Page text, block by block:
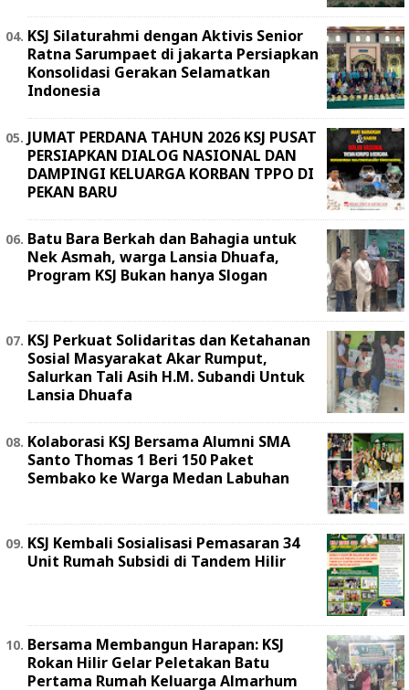
KSJ Silaturahmi dengan Aktivis Senior
Ratna Sarumpaet di jakarta Persiapkan
Konsolidasi Gerakan Selamatkan
Indonesia
JUMAT PERDANA TAHUN 2026 KSJ PUSAT
PERSIAPKAN DIALOG NASIONAL DAN
DAMPINGI KELUARGA KORBAN TPPO DI
PEKAN BARU
Batu Bara Berkah dan Bahagia untuk
Nek Asmah, warga Lansia Dhuafa,
Program KSJ Bukan hanya Slogan
KSJ Perkuat Solidaritas dan Ketahanan
Sosial Masyarakat Akar Rumput,
Salurkan Tali Asih H.M. Subandi Untuk
Lansia Dhuafa
Kolaborasi KSJ Bersama Alumni SMA
Santo Thomas 1 Beri 150 Paket
Sembako ke Warga Medan Labuhan
KSJ Kembali Sosialisasi Pemasaran 34
Unit Rumah Subsidi di Tandem Hilir
Bersama Membangun Harapan: KSJ
Rokan Hilir Gelar Peletakan Batu
Pertama Rumah Keluarga Almarhum